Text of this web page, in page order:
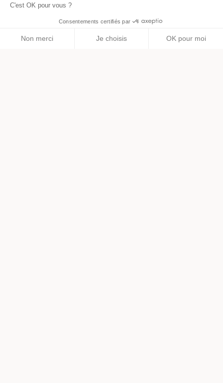
C'est OK pour vous ?
Consentements certifiés par
Non merci Je choisis OK pour moi